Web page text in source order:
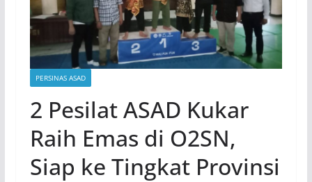
PERSINAS ASAD
2 Pesilat ASAD Kukar
Raih Emas di O2SN,
Siap ke Tingkat Provinsi